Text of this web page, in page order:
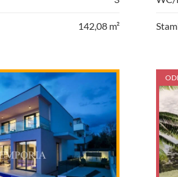
142,08 m²